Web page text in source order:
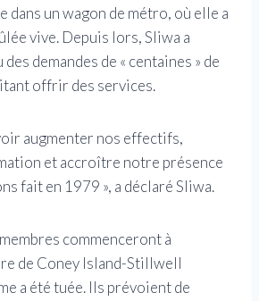
dans un wagon de métro, où elle a
vive. Depuis lors, Sliwa a
demandes de « centaines » de
offrir des services.
augmenter nos effectifs,
et accroître notre présence
fait en 1979 », a déclaré Sliwa.
commenceront à
de Coney Island-Stillwell
a été tuée. Ils prévoient de